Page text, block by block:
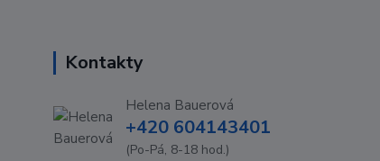
Kontakty
Helena Bauerová
+420 604143401
(Po-Pá, 8-18 hod.)